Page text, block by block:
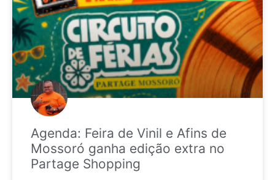
Agenda: Feira de Vinil e Afins de
Mossoró ganha edição extra no
Partage Shopping